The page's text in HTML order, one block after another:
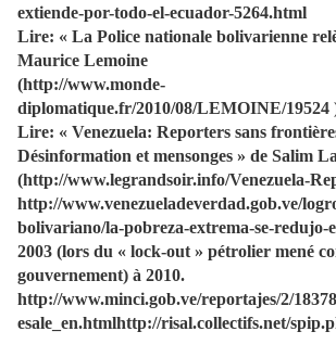
extiende-por-todo-el-ecuador-5264.html
Lire: « La Police nationale bolivarienne
Maurice Lemoine
(http://www.monde-
diplomatique.fr/2010/08/LEMOINE/19524
Lire: « Venezuela: Reporters sans
Désinformation et mensonges » de Salim
(http://www.legrandsoir.info/Venezuela-
http://www.venezueladeverdad.gob.ve/
bolivariano/la-pobreza-extrema-se-redujo-
2003 (lors du « lock-out » pétrolier mené
gouvernement) à 2010.
http://www.minci.gob.ve/reportajes/2/
esale_en.htmlhttp://risal.collectifs.net/